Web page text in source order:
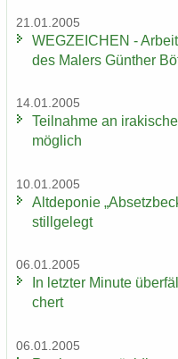
21.01.2005
WEG­ZEI­CHEN -
des Ma­lers Gün­ther
14.01.2005
Teil­nah­me an
mög­lich
10.01.2005
Alt­de­po­nie
still­ge­legt
06.01.2005
In letz­ter Mi­nu­te
chert
06.01.2005